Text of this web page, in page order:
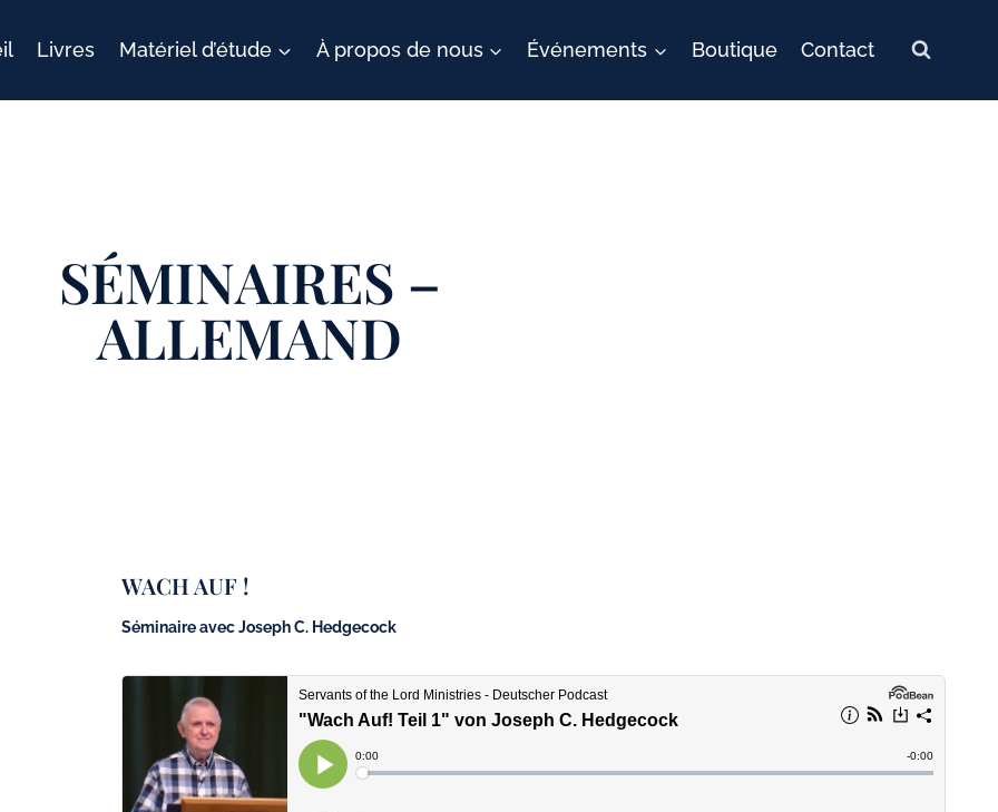
Livres Matériel d’étude À propos de nous Événements Boutique Contact
SÉMINAIRES –
ALLEMAND
WACH AUF !
Séminaire avec Joseph C. Hedgecock